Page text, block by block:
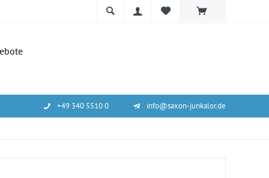
+49 340 5510 0 info@saxon-junkalor.de